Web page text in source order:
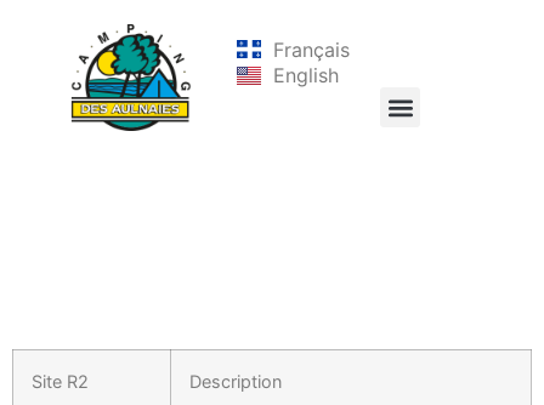
Français
English
Site R2 Description